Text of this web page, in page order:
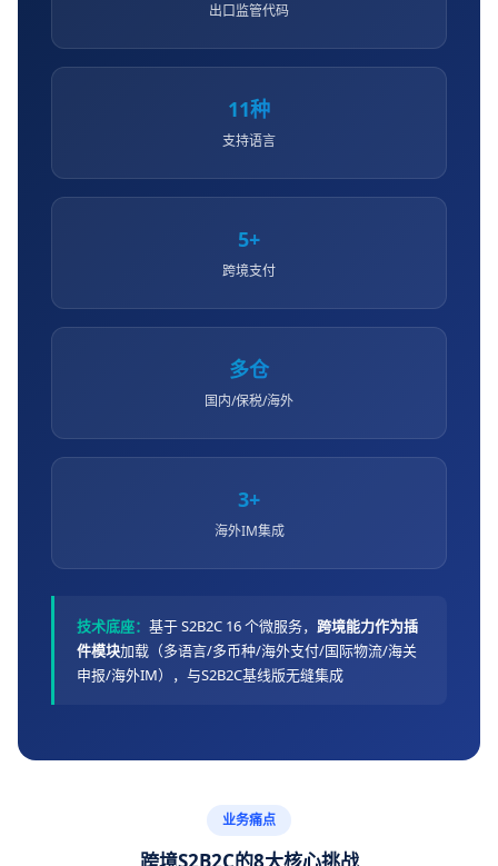
出口监管代码
11种
支持语言
5+
跨境支付
多仓
国内/保税/海外
3+
海外IM集成
技术底座： 基于 S2B2C 16 个微服务， 跨境能力作为插
件模块加载（多语言/多币种/海外支付/国际物流/海关
申报/海外IM），与S2B2C基线版无缝集成
业务痛点